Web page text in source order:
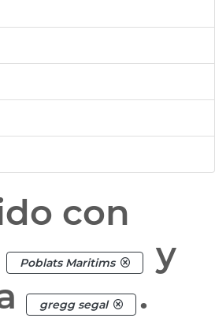
con
Poblats Maritims
y
gregg segal .